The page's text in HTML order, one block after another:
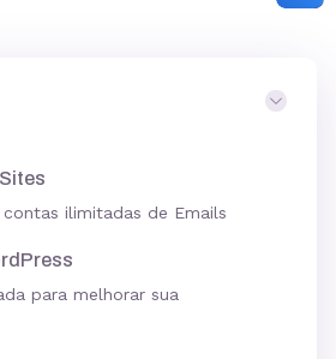
ilimitadas de Emails
para melhorar sua